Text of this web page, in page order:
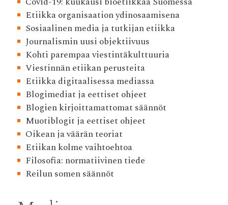
Etiikka organisaation ydinosaamisena
Sosiaalinen media ja tutkijan etiikka
Journalismin uusi objektiivuus
Kohti parempaa viestintäkulttuuria
Viestinnän etiikan perusteita
Etiikka digitaalisessa mediassa
Blogimediat ja eettiset ohjeet
Blogien kirjoittamattomat säännöt
Muotiblogit ja eettiset ohjeet
Oikean ja väärän teoriat
Etiikan kolme vaihtoehtoa
Filosofia: normatiivinen tiede
Reilun somen säännöt